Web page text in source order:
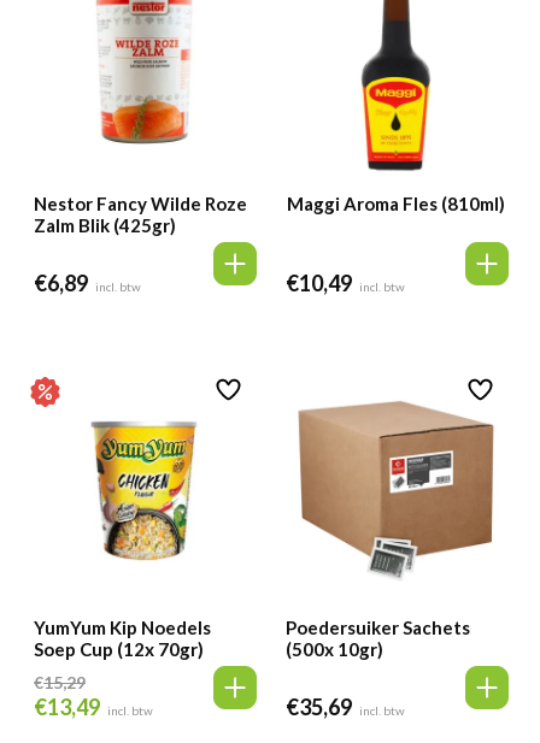
Nestor Fancy Wilde Roze
Zalm Blik (425gr)
€6,89 incl. btw
Maggi Aroma Fles (810ml)
€10,49 incl. btw
YumYum Kip Noedels
Soep Cup (12x 70gr)
€15,29
Oorspronkelijke
€13,49 Huidige
incl. btw
Poedersuiker Sachets
(500x 10gr)
€35,69 incl. btw